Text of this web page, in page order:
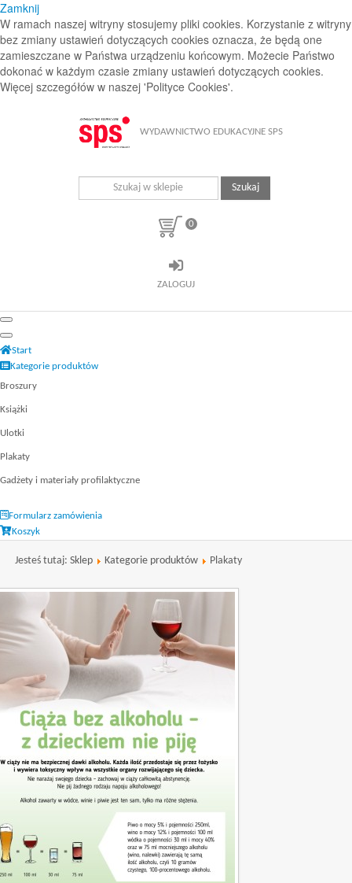
Zamknij
W ramach naszej witryny stosujemy pliki cookies. Korzystanie z witryny
bez zmiany ustawień dotyczących cookies oznacza, że będą one
zamieszczane w Państwa urządzeniu końcowym. Możecie Państwo
dokonać w każdym czasie zmiany ustawień dotyczących cookies.
Więcej szczegółów w naszej 'Polityce Cookies'.
WYDAWNICTWO EDUKACYJNE SPS
Szukaj
0
ZALOGUJ
Start
Kategorie produktów
Broszury
Książki
Ulotki
Plakaty
Gadżety i materiały profilaktyczne
Formularz zamówienia
Koszyk
Jesteś tutaj:Sklep Kategorie produktów Plakaty